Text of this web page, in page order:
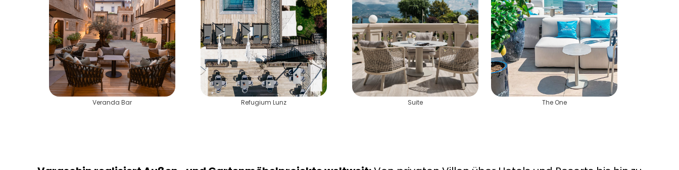
Veranda Bar Refugium Lunz Suite The One